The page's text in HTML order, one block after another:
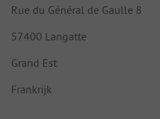
Rue du Général de Gaulle 8
57400 Langatte
Grand Est
Frankrijk